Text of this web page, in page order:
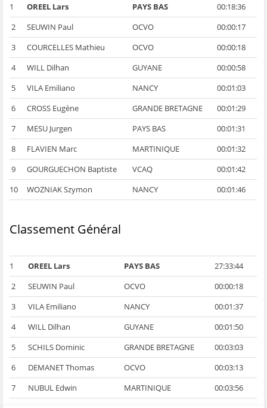
1 OREEL Lars PAYS BAS
00:18:36
2
SEUWIN Paul OCVO
00:00:17
3
COURCELLES Mathieu OCVO
00:00:18
4
WILL Dilhan GUYANE
00:00:58
5
VILA Emiliano NANCY
00:01:03
6
CROSS Eugène GRANDE BRETAGNE
00:01:29
7
MESU Jurgen PAYS BAS
00:01:31
8
FLAVIEN Marc MARTINIQUE
00:01:32
9
GOURGUECHON Baptiste VCAQ
00:01:42
10
WOZNIAK Szymon NANCY 00:01:46
Classement Général
1 OREEL Lars PAYS BAS
27:33:44
2
SEUWIN Paul OCVO
00:00:18
3
VILA Emiliano NANCY
00:01:37
4
WILL Dilhan GUYANE
00:01:50
5
SCHILS Dominic GRANDE BRETAGNE
00:03:03
6
DEMANET Thomas OCVO
00:03:13
7
NUBUL Edwin MARTINIQUE
00:03:56